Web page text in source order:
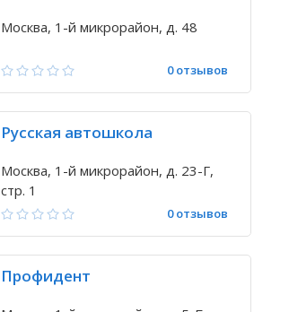
Москва, 1-й микрорайон, д. 48
0 отзывов
Русская автошкола
Москва, 1-й микрорайон, д. 23-Г,
стр. 1
0 отзывов
Профидент